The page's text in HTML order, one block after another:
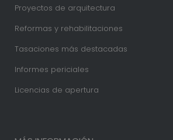
Proyectos de arquitectura
Reformas y rehabilitaciones
Tasaciones más destacadas
Informes periciales
Licencias de apertura